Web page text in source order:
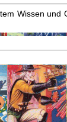
Wissen